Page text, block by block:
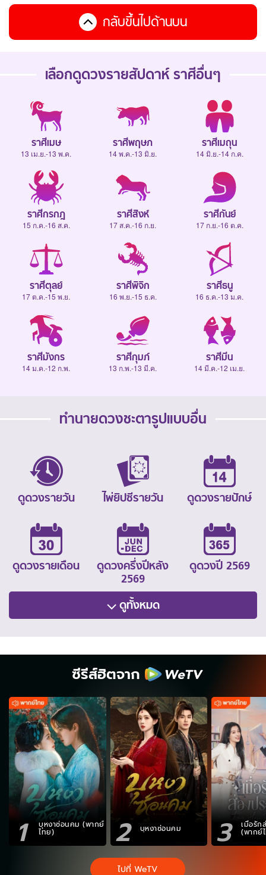
กลับขึ้นไปด้านบน
เลือกดูดวงรายสัปดาห์ ราศีอื่นๆ
ราศีเมษ
13 เม.ย.-13 พ.ค.
ราศีพฤษภ
14 พ.ค.-13 มิ.ย.
ราศีเมถุน
14 มิ.ย.-14 ก.ค.
ราศีกรกฎ
15 ก.ค.-16 ส.ค.
ราศีสิงห์
17 ส.ค.-16 ก.ย.
ราศีกันย์
17 ก.ย.-16 ต.ค.
ราศีตุลย์
17 ต.ค.-15 พ.ย.
ราศีพิจิก
16 พ.ย.-15 ธ.ค.
ราศีธนู
16 ธ.ค.-13 ม.ค.
ราศีมังกร
14 ม.ค.-12 ก.พ.
ราศีกุมภ์
13 ก.พ.-13 มี.ค.
ราศีมีน
14 มี.ค.-12 เม.ย.
ทำนายดวงชะตารูปแบบอื่น
ดูดวงรายวัน ไพ่ยิปซีรายวัน ดูดวงรายปักษ์
ดูดวงรายเดือน
ดูดวงครึ่งปีหลัง
2569
ดูดวงปี 2569
ดูทั้งหมด
ซีรีส์ฮิตจาก
1 บุหงาซ่อนคม (พากย์
ไทย) 2 บุหงาซ่อนคม 3 เมื่อรัก
(พากย์
ไปที่ WeTV